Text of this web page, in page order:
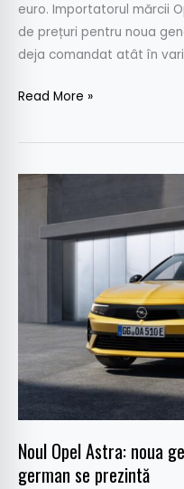
euro. Importatorul mărcii
de prețuri pentru noua
deja comandat atât în
Read More »
Noul Opel Astra: noua
german se prezintă
Astra:
hatchback-
german
se
prezintă